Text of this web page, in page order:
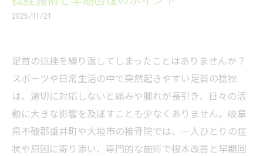
2025/11/21
足首の捻挫を繰り返してしまったことはありませんか？
スポーツや日常生活の中で突然起きやすい足首の捻挫
は、適切に対応しないと痛みや腫れが長引き、日々の活
動に大きな影響を及ぼすことも少なくありません。岐阜
県不破郡垂井町や大垣市の接骨院では、一人ひとりの症
状や原因に寄り添い、専門的な施術で根本改善と早期回